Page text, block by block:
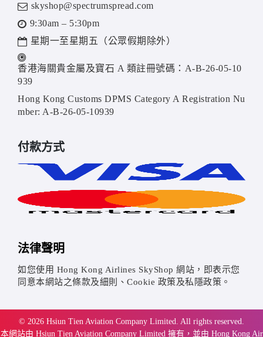
skyshop@spectrumspread.com
9:30am – 5:30pm
星期一至星期五（公眾假期除外）
香港海關貴金屬及寶石 A 類註冊號碼：A-B-26-05-10
939
Hong Kong Customs DPMS Category A Registration Nu
mber: A-B-26-05-10939
付款方式
法律聲明
如您使用 Hong Kong Airlines SkyShop 網站，即表示您
同意本網站之條款及細則、Cookie 政策及私隱政策。
© 2026 Hsiun Tien Aviation Company Limited. All rights reserved.
本網站由 Hsiun Tien Aviation Company Limited 擁有，並由 Hong Kong Air